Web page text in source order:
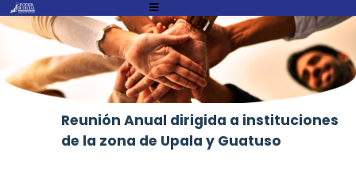
Atención:
Este
cuenta
con
Reunión Anual dirigida a instituciones
de la zona de Upala y Guatuso